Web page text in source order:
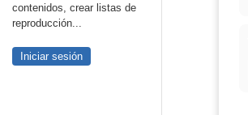
contenidos, crear listas de
reproducción...
Iniciar sesión